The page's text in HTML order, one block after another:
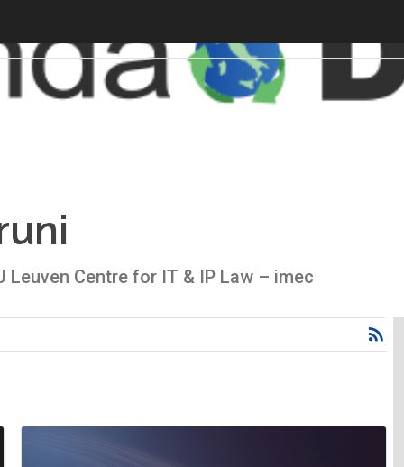
Centre for IT & IP Law – imec